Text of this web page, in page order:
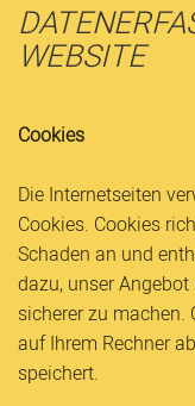
WEBSITE
Cookies
Die Internetseiten
Cookies. Cookies
Schaden an und
dazu, unser
sicherer zu machen.
auf Ihrem Rechner
speichert.